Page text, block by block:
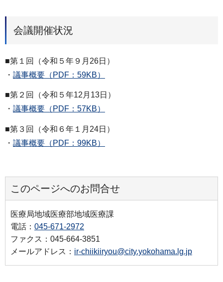
会議開催状況
■第１回（令和５年９月26日）
・ 議事概要（PDF：59KB）
■第２回（令和５年12月13日）
・ 議事概要（PDF：57KB）
■第３回（令和６年１月24日）
・ 議事概要（PDF：99KB）
このページへのお問合せ
医療局地域医療部地域医療課
電話： 045-671-2972
ファクス：045-664-3851
メールアドレス： ir-chiikiiryou@city.yokohama.lg.jp